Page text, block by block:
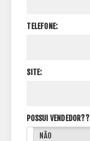
TELEFONE:
SITE:
POSSUI VENDEDOR??
NÃO